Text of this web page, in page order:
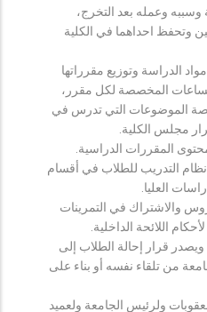
وعمله بعد التخرج،
وتحفظ احداهما في الكلية
الدراسة وتوزيع مقرراتها
المخصصة لكل مقرر،
الموضوعات التي تدرس في
مجلس الكلية.
المقررات الدراسية.
نظام التدريب للطلاب في أقسام
العليا.
والاشتراك في التمرينات
اللائحة الداخلية.
ويصدر قرار إحالة الطلاب إلى
من تلقاء نفسه أو بناء على
ولرئيس الجامعة ولعميد